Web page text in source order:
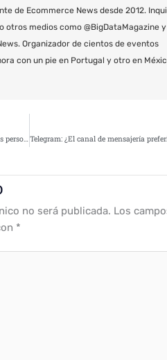
de Ecommerce News desde 2012.
otros medios como @BigDataMagazine y
Organizador de cientos de eventos
con un pie en Portugal y otro en
El mercado de la seguridad de los bienes y las personas migra de forma natural a IP
no será publicada. Los
*